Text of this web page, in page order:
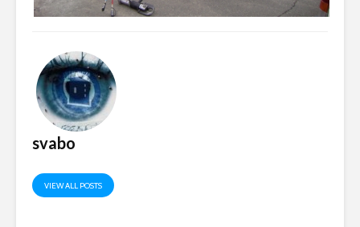
svabo
VIEW ALL POSTS